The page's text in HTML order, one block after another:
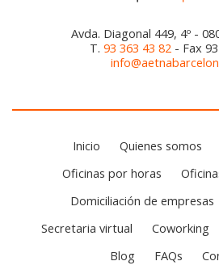
Avda. Diagonal 449, 4º -
T. 93 363 43 82 - Fax
Inicio Quienes somos
Oficinas por horas
Domiciliación de empresas
Secretaria virtual
Coworking
Blog
FAQs